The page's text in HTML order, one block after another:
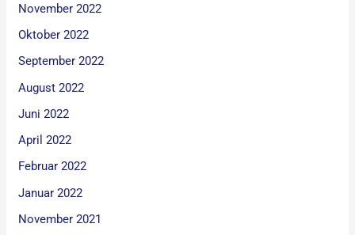
November 2022
Oktober 2022
September 2022
August 2022
Juni 2022
April 2022
Februar 2022
Januar 2022
November 2021